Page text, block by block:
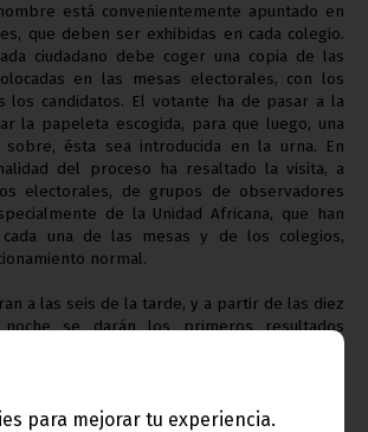
para mejorar tu experiencia.
está convenientemente apuntado en
que deben ser exhibidas en cada colegio.
ciudadano debe coger una copia de las
en las mesas electorales, con los
los candidatos. El votante ha de pasar a la
la papeleta escogida, para que luego, una
ésta sea introducida en la urna. En
del proceso ha resaltado la visita, a
electorales, de grupos de observadores
de la Unidad Africana, que han
cada una de las mesas y de los colegios,
normal.
a las seis de la tarde, y a partir de las diez
se darán los primeros resultados
embargo, a las cuatro de la tarde muchas de
localidades, ya han cerrado sus puertas,
y Presidente de la Junta Electoral Nacional,